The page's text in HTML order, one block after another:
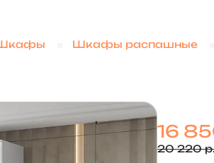
Шкафы распашные
16
20 220